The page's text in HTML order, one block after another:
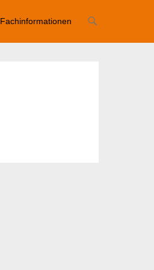
Fachinformationen